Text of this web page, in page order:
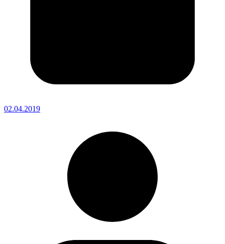
02.04.2019